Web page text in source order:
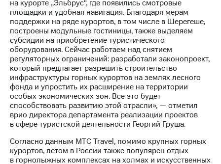
на курорте „Эльбрус“, где появились смотровые
площадки и удобная навигация. Благодаря мерам
поддержки на ряде курортов, в том числе в Шерегеше,
построены модульные гостиницы, также выделяем
субсидии на приобретение туристического
оборудования. Сейчас работаем над снятием
регуляторных ограничений: разработали законопроект,
который предлагает разрешить строительство
инфраструктуры горных курортов на землях лесного
фонда и упростить их расширение на территории
особых экономических зон. Все это будет
способствовать развитию этой отрасли», — отметил
врио директора департамента реализации проектов
в сфере туристской деятельности Георгий Груша.
Согласно данным МТС Travel, помимо крупных горных
курортов, летом в России также популярен отдых
в горнолыжных комплексах на холмах и искусственных